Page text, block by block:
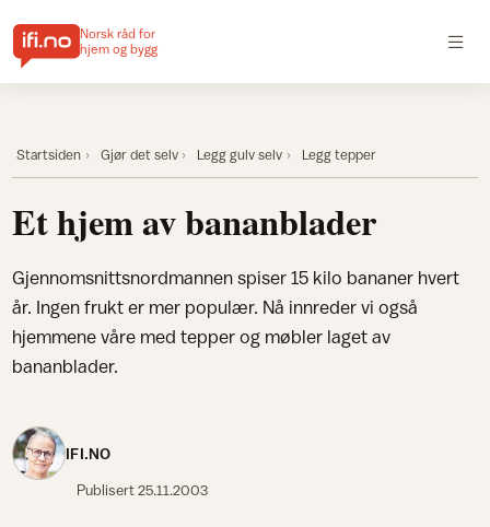
Norsk råd for
hjem og bygg
Startsiden Gjør det selv Legg gulv selv Legg tepper
Et hjem av bananblader
Gjennomsnittsnordmannen spiser 15 kilo bananer hvert
år. Ingen frukt er mer populær. Nå innreder vi også
hjemmene våre med tepper og møbler laget av
bananblader.
IFI.NO
Publisert25.11.2003